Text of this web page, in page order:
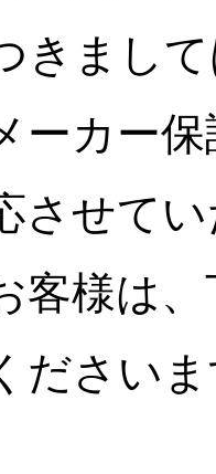
きまし
ーカー
させて
客様は
ださい